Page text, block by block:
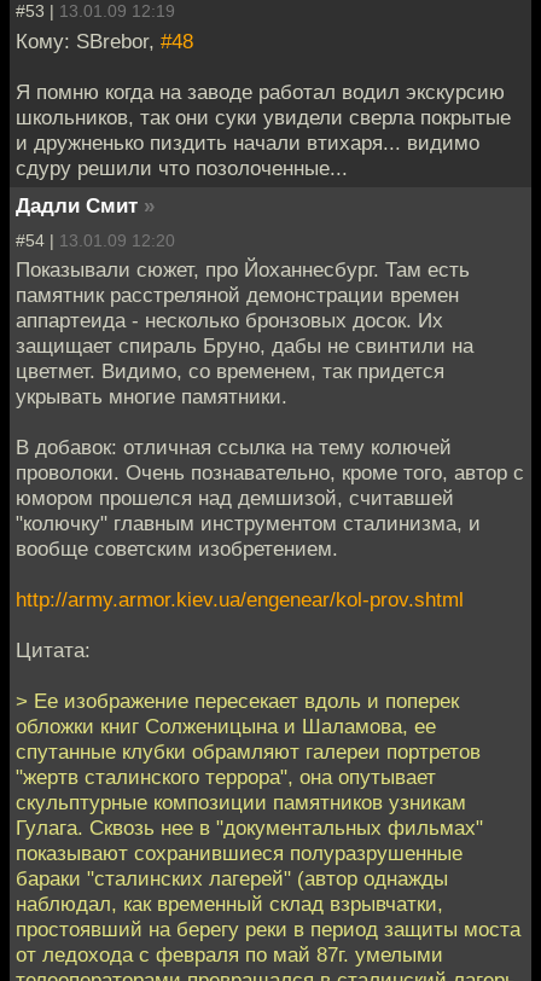
#53 | 13.01.09 12:19
Кому: SBrebor, #48
Я помню когда на заводе работал водил экскурсию
школьников, так они суки увидели сверла покрытые
и дружненько пиздить начали втихаря... видимо
сдуру решили что позолоченные...
Дадли Смит »
#54 | 13.01.09 12:20
Показывали сюжет, про Йоханнесбург. Там есть
памятник расстреляной демонстрации времен
аппартеида - несколько бронзовых досок. Их
защищает спираль Бруно, дабы не свинтили на
цветмет. Видимо, со временем, так придется
укрывать многие памятники.
В добавок: отличная ссылка на тему колючей
проволоки. Очень познавательно, кроме того, автор с
юмором прошелся над демшизой, считавшей
"колючку" главным инструментом сталинизма, и
вообще советским изобретением.
http://army.armor.kiev.ua/engenear/kol-prov.shtml
Цитата:
> Ее изображение пересекает вдоль и поперек
обложки книг Солженицына и Шаламова, ее
спутанные клубки обрамляют галереи портретов
"жертв сталинского террора", она опутывает
скульптурные композиции памятников узникам
Гулага. Сквозь нее в "документальных фильмах"
показывают сохранившиеся полуразрушенные
бараки "сталинских лагерей" (автор однажды
наблюдал, как временный склад взрывчатки,
простоявший на берегу реки в период защиты моста
от ледохода с февраля по май 87г. умелыми